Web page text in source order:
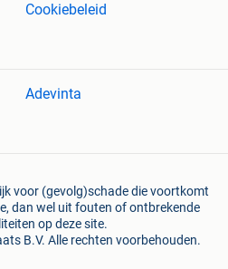
Cookiebeleid
Adevinta
voor (gevolg)schade die voortkomt
dan wel uit fouten of ontbrekende
op deze site.
B.V. Alle rechten voorbehouden.